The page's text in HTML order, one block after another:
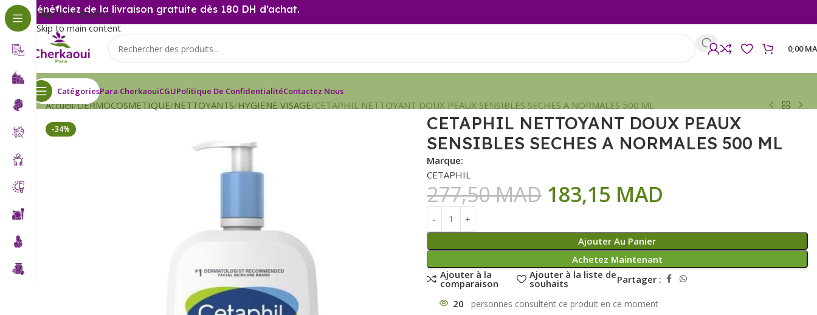
Skip to navigation
Skip to main content
Bénéficiez de la livraison gratuite dès 180 DH d’achat.
0,00
CatégoriesPara CherkaouiCGUPolitique De ConfidentialitéContactez Nous
Accueil DERMOCOSMETIQUE NETTOYANTS HYGIENE VISAGE CETAPHIL NETTOYANT DOUX PEAUX SENSIBLES SECHES A NORMALES 500 ML
-34%
CETAPHIL NETTOYANT DOUX PEAUX
SENSIBLES SECHES A NORMALES 500 ML
Marque:
CETAPHIL
277,50MAD 183,15 MAD
Ajouter Au Panier
Achetez Maintenant
Ajouter à la
comparaison
Ajouter à la liste de
souhaits
Partager :
20